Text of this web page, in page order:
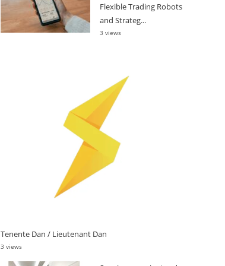
Flexible Trading Robots
and Strateg...
3 views
Tenente Dan / Lieutenant Dan
3 views